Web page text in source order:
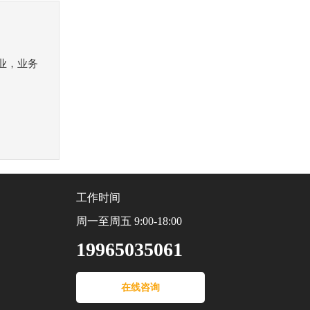
，业务
工作时间
周一至周五 9:00-18:00
19965035061
在线咨询